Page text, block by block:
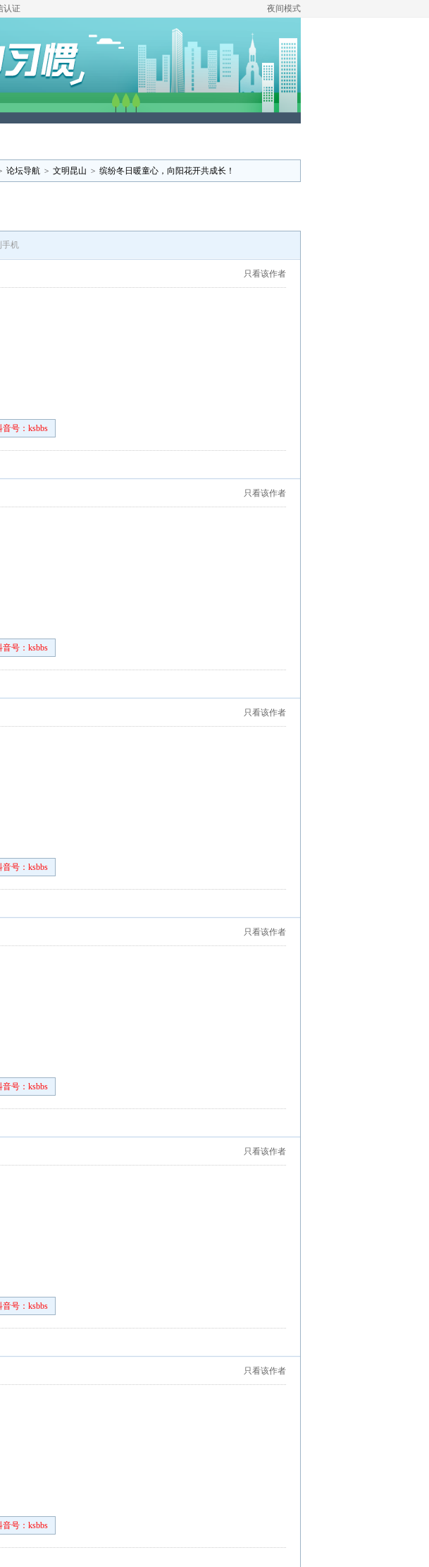
夜间模式
认证
论坛导航 > 文明昆山 > 缤纷冬日暖童心，向阳花开共成长！
手机
只看该作者
号：ksbbs
只看该作者
号：ksbbs
只看该作者
号：ksbbs
只看该作者
号：ksbbs
只看该作者
号：ksbbs
只看该作者
号：ksbbs